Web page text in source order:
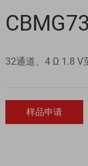
32通道、4 Ω 1.8 V
样品申请